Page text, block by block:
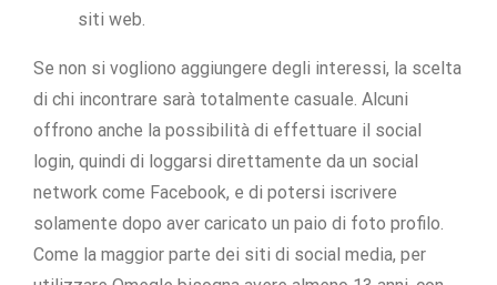
siti web.
Se non si vogliono aggiungere degli interessi, la scelta
di chi incontrare sarà totalmente casuale. Alcuni
offrono anche la possibilità di effettuare il social
login, quindi di loggarsi direttamente da un social
network come Facebook, e di potersi iscrivere
solamente dopo aver caricato un paio di foto profilo.
Come la maggior parte dei siti di social media, per